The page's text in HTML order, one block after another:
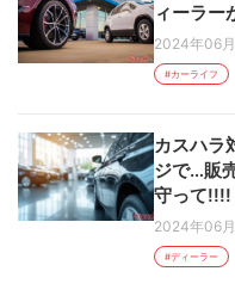
ィーラー
2024年06
#カーライフ
カスハラ
ジで…販
守って!!!!
2024年06
#ディーラー